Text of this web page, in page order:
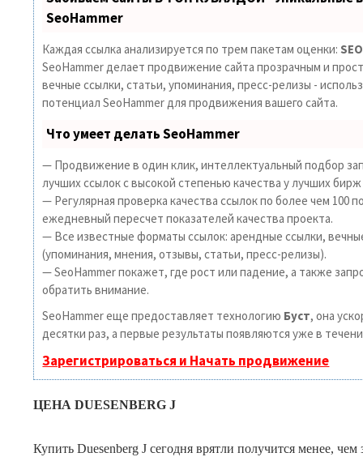
SeoHammer
Каждая ссылка анализируется по трем пакетам оценки:
SeoHammer делает продвижение сайта прозрачным и
вечные ссылки, статьи, упоминания, пресс-релизы -
потенциал SeoHammer для продвижения вашего сайта.
Что умеет делать SeoHammer
— Продвижение в один клик, интеллектуальный подбор
лучших ссылок с высокой степенью качества у лучших
— Регулярная проверка качества ссылок по более чем 100
ежедневный пересчет показателей качества проекта.
— Все известные форматы ссылок: арендные ссылки,
(упоминания, мнения, отзывы, статьи, пресс-релизы).
— SeoHammer покажет, где рост или падение, а также
обратить внимание.
SeoHammer еще предоставляет технологию Буст, она
десятки раз, а первые результаты появляются уже в
Зарегистрироваться и Начать продвижение
ЦЕНА DUESENBERG J
Купить Duesenberg J сегодня врятли получится менее,